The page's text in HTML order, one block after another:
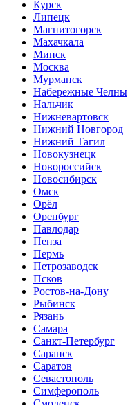
Курск
Липецк
Магнитогорск
Махачкала
Минск
Москва
Мурманск
Набережные Челны
Нальчик
Нижневартовск
Нижний Новгород
Нижний Тагил
Новокузнецк
Новороссийск
Новосибирск
Омск
Орёл
Оренбург
Павлодар
Пенза
Пермь
Петрозаводск
Псков
Ростов-на-Дону
Рыбинск
Рязань
Самара
Санкт-Петербург
Саранск
Саратов
Севастополь
Симферополь